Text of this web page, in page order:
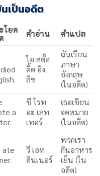
เป็นอดีต
โยค คำอ่าน คำแปล
ไอ สตั๊ด
ดี้ด อิง
ลิช
ฉันเรียน
ภาษา
อังกฤษ
(ในอดีต)
a
ชี โรท
อะ เลท
เทอร์
เธอเขียน
จดหมาย
(ในอดีต)
ate
วี เอท
ดินเนอร์
พวกเรา
กินอาหาร
เย็น (ใน
อดีต)